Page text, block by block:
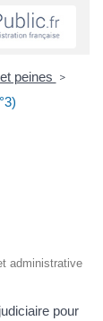
peines >
administrative
pour